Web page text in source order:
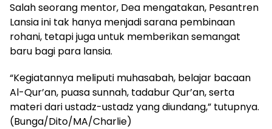
Salah seorang mentor, Dea mengatakan, Pesantren
Lansia ini tak hanya menjadi sarana pembinaan
rohani, tetapi juga untuk memberikan semangat
baru bagi para lansia.
“Kegiatannya meliputi muhasabah, belajar bacaan
Al-Qur’an, puasa sunnah, tadabur Qur’an, serta
materi dari ustadz-ustadz yang diundang,” tutupnya.
(Bunga/Dito/MA/Charlie)